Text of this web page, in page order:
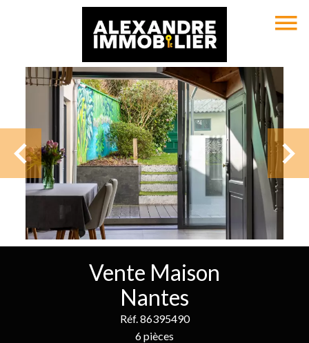
Vente Maison
Nantes
Réf. 86395490
6 pièces